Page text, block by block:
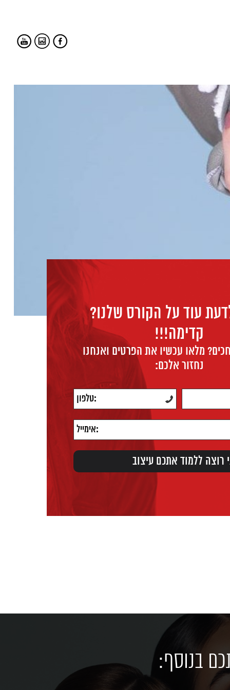
עוד על הקורס שלנו?
קדימה!!!
מלאו עכשיו את הפרטים ואנחנו
נחזור אלכם:
בנוסף: